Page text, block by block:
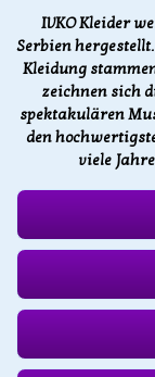
IVKO Kleider
Serbien
Kleidung
zeichnen sich
spektakulären
den
viele